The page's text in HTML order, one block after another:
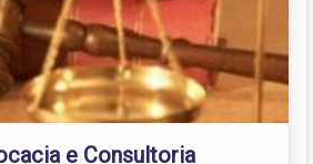
e Consultoria